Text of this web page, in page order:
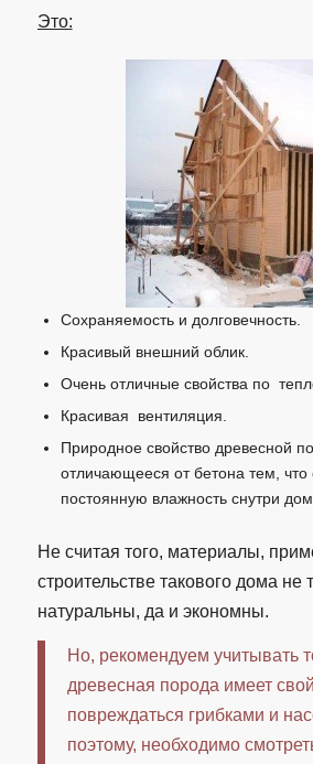
Это:
Сохраняемость и долговечность.
Красивый внешний облик.
Очень отличные свойства по
Красивая вентиляция.
Природное свойство древесной
отличающееся от бетона тем,
постоянную влажность снутри
Не считая того, материалы,
строительстве такового дома не
натуральны, да и экономны.
Но, рекомендуем учитывать
древесная порода имеет
повреждаться грибками и
поэтому, необходимо